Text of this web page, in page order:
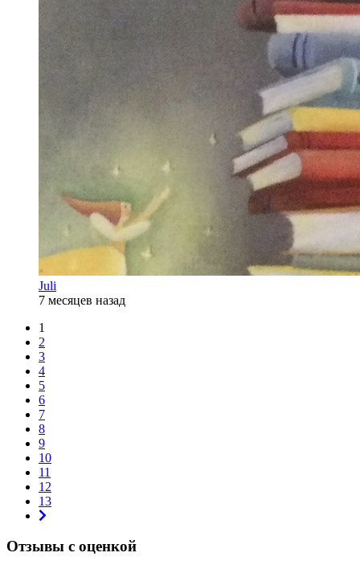
Juli
7 месяцев назад
1
2
3
4
5
6
7
8
9
10
11
12
13
Отзывы с оценкой